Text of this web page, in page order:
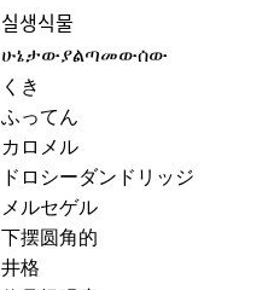
실생식물
ሁኔታውያልጣመውሰው
くき
ふってん
カロメル
ドロシーダンドリッジ
メルセゲル
下摆圆角的
井格